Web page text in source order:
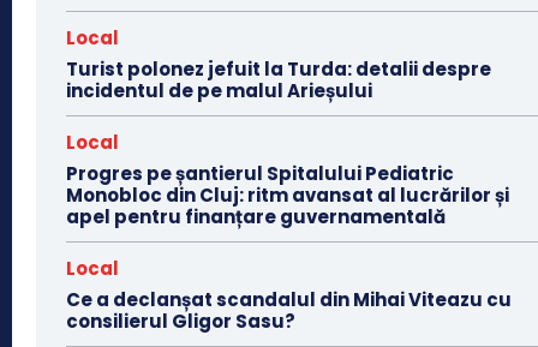
Local
Turist polonez jefuit la Turda: detalii despre
incidentul de pe malul Arieșului
Local
Progres pe șantierul Spitalului Pediatric
Monobloc din Cluj: ritm avansat al lucrărilor și
apel pentru finanțare guvernamentală
Local
Ce a declanșat scandalul din Mihai Viteazu cu
consilierul Gligor Sasu?